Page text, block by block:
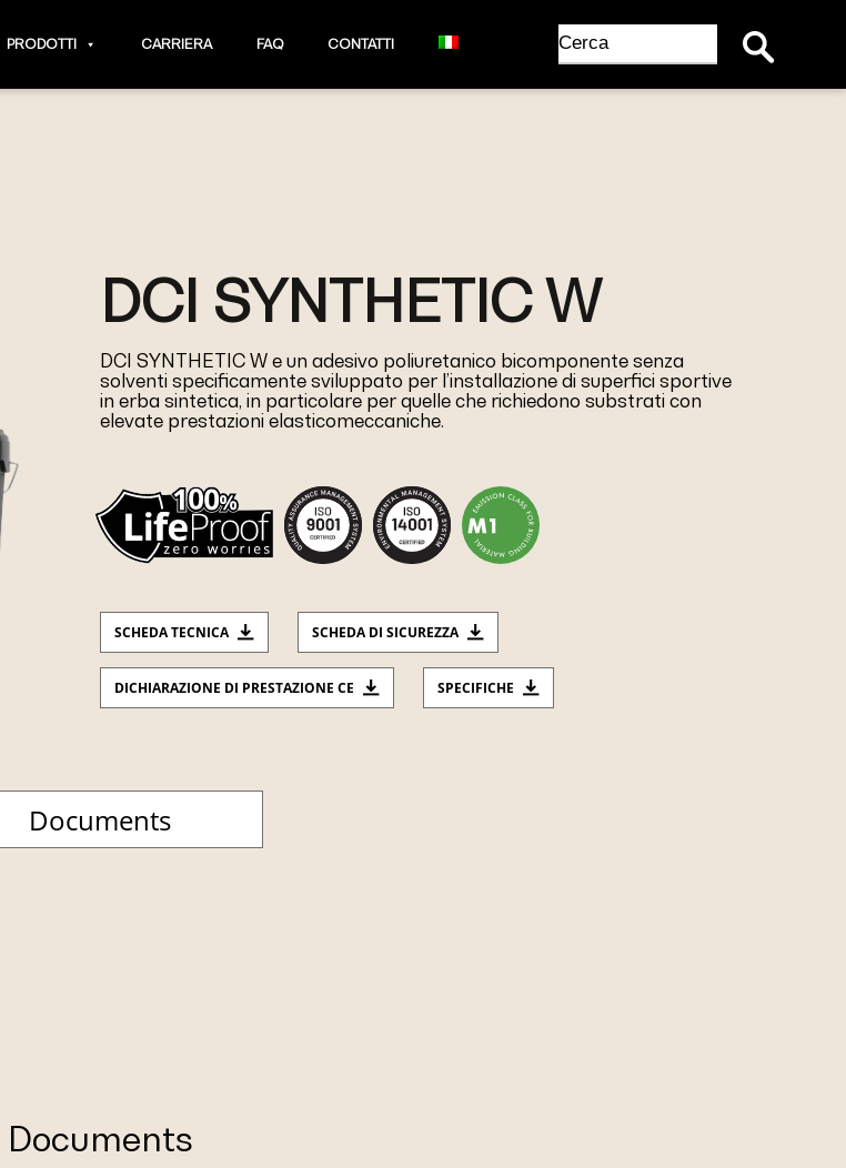
PRODOTTI CARRIERA FAQ CONTATTI
for:
DCI SYNTHETIC W
DCI SYNTHETIC W e un adesivo poliuretanico bicomponente senza
solventi specificamente sviluppato per l’installazione di superfici sportive
in erba sintetica, in particolare per quelle che richiedono substrati con
elevate prestazioni elasticomeccaniche.
SCHEDA TECNICA SCHEDA DI SICUREZZA
DICHIARAZIONE DI PRESTAZIONE CE SPECIFICHE
Documents
Documents